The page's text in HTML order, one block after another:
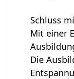
Schluss
Mit einer
Die